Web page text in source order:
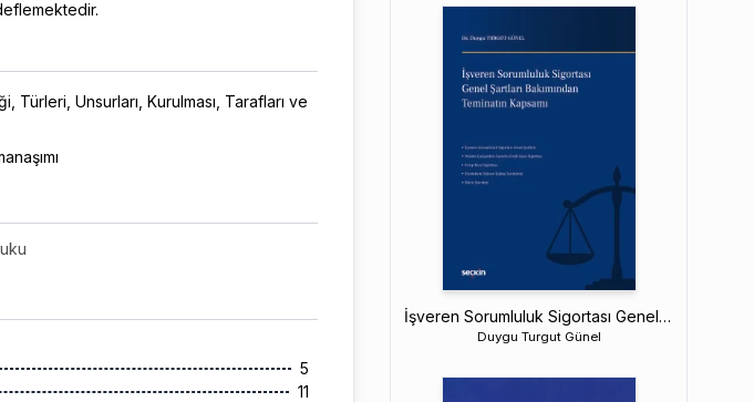
Türleri, Unsurları, Kurulması, Tarafları ve
5
11
İşveren Sorumluluk Sigortası Genel Şartları Bakımından Teminatın Kapsamı
Duygu Turgut Günel